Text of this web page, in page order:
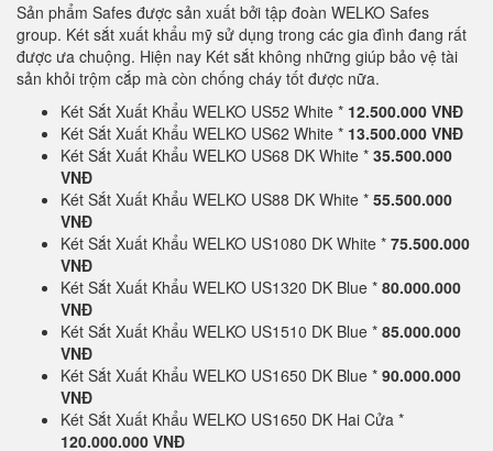
Sản phẩm Safes được sản xuất bởi tập đoàn WELKO Safes
group. Két sắt xuất khẩu mỹ sử dụng trong các gia đình đang rất
được ưa chuộng. Hiện nay Két sắt không những giúp bảo vệ tài
sản khỏi trộm cắp mà còn chống cháy tốt được nữa.
Két Sắt Xuất Khẩu WELKO US52 White * 12.500.000 VNĐ
Két Sắt Xuất Khẩu WELKO US62 White * 13.500.000 VNĐ
Két Sắt Xuất Khẩu WELKO US68 DK White * 35.500.000
VNĐ
Két Sắt Xuất Khẩu WELKO US88 DK White * 55.500.000
VNĐ
Két Sắt Xuất Khẩu WELKO US1080 DK White * 75.500.000
VNĐ
Két Sắt Xuất Khẩu WELKO US1320 DK Blue * 80.000.000
VNĐ
Két Sắt Xuất Khẩu WELKO US1510 DK Blue * 85.000.000
VNĐ
Két Sắt Xuất Khẩu WELKO US1650 DK Blue * 90.000.000
VNĐ
Két Sắt Xuất Khẩu WELKO US1650 DK Hai Cửa *
120.000.000 VNĐ